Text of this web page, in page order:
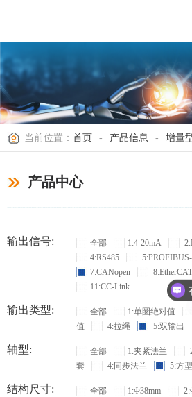
当前位置： 首页 - 产品信息 - 增量
产品中心
输出信号: 全部 1:4-20mA
4:RS485
7:CANopen
8:EtherCAT
11:CC-Link
输出类型: 全部 1:单圈绝对值
值
4:拉绳 5:双输出
轴型: 全部 1:夹紧法兰
套
4:同步法兰 5:方
结构尺寸: 全部 1:Φ38mm